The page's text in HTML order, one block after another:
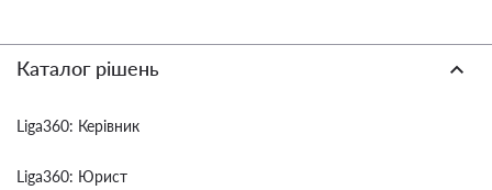
Каталог рішень
Liga360: Керівник
Liga360: Юрист